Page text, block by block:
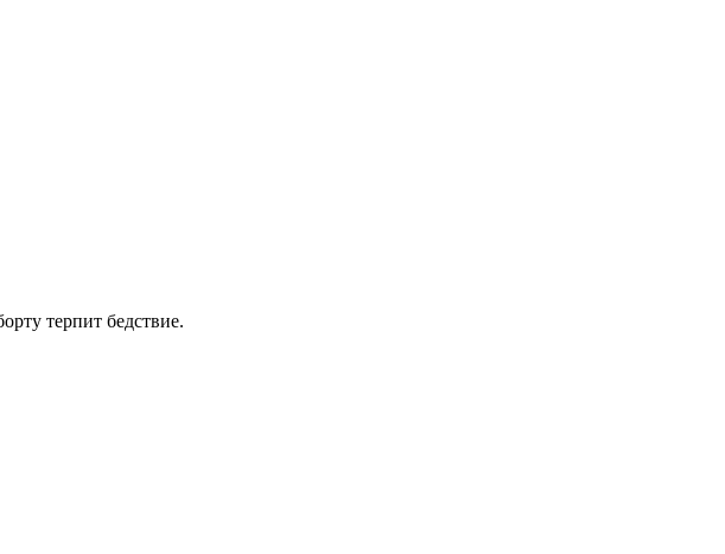
терпит бедствие.